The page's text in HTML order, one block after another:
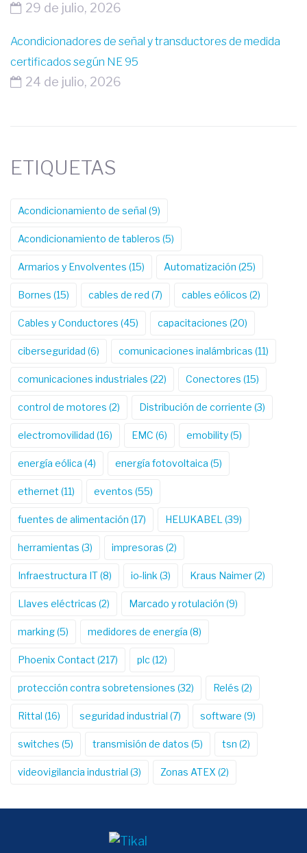
29 de julio, 2026
Acondicionadores de señal y transductores de medida
certificados según NE 95
24 de julio, 2026
ETIQUETAS
Acondicionamiento de señal (9)
Acondicionamiento de tableros (5)
Armarios y Envolventes (15) Automatización (25)
Bornes (15) cables de red (7) cables eólicos (2)
Cables y Conductores (45) capacitaciones (20)
ciberseguridad (6) comunicaciones inalámbricas (11)
comunicaciones industriales (22) Conectores (15)
control de motores (2) Distribución de corriente (3)
electromovilidad (16) EMC (6) emobility(5)
energía eólica (4) energía fotovoltaica (5)
ethernet (11) eventos (55)
fuentes de alimentación (17) HELUKABEL (39)
herramientas (3) impresoras (2)
Infraestructura IT(8) io-link (3) Kraus Naimer(2)
Llaves eléctricas (2) Marcado y rotulación (9)
marking(5) medidores de energía (8)
Phoenix Contact (217) plc(12)
protección contra sobretensiones (32) Relés (2)
Rittal (16) seguridad industrial (7) software (9)
switches (5) transmisión de datos (5) tsn (2)
videovigilancia industrial (3) Zonas ATEX (2)